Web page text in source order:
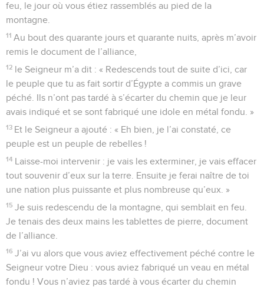
feu, le jour où vous étiez rassemblés au pied de la
montagne.
11 Au bout des quarante jours et quarante nuits, après m’avoir
remis le document de l’alliance,
12 le Seigneur m’a dit : « Redescends tout de suite d’ici, car
le peuple que tu as fait sortir d’Égypte a commis un grave
péché. Ils n’ont pas tardé à s’écarter du chemin que je leur
avais indiqué et se sont fabriqué une idole en métal fondu. »
13 Et le Seigneur a ajouté : « Eh bien, je l’ai constaté, ce
peuple est un peuple de rebelles !
14 Laisse-moi intervenir : je vais les exterminer, je vais effacer
tout souvenir d’eux sur la terre. Ensuite je ferai naître de toi
une nation plus puissante et plus nombreuse qu’eux. »
15 Je suis redescendu de la montagne, qui semblait en feu.
Je tenais des deux mains les tablettes de pierre, document
de l’alliance.
16 J’ai vu alors que vous aviez effectivement péché contre le
Seigneur votre Dieu : vous aviez fabriqué un veau en métal
fondu ! Vous n’aviez pas tardé à vous écarter du chemin